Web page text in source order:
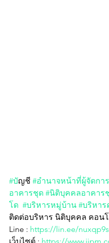
#บัญชี #อำนาจหน้าที่ผู้จัดกา
อาคารชุด #นิติบุคคลอาคาร
โด #บริหารหมู่บ้าน #บริหา
ติดต่อบริหาร นิติบุคคล คอน
Line : https://lin.ee/nuxqp9s